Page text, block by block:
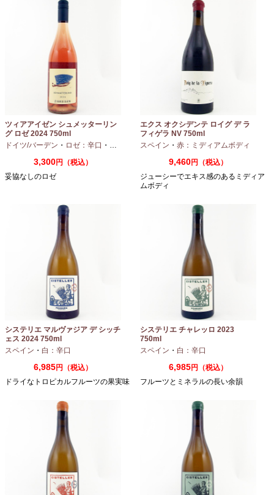
ツィアアイゼン シュメッターリン
グ ロゼ 2024 750ml
ドイツ/バーデン ・ ロゼ：辛口 ・ ピノノワール
3,300円（税込）
妥協なしのロゼ
エクス オクシデンテ ロイグ デ ラ
フィゲラ NV 750ml
（2022/2023）
スペイン ・ 赤：ミディアムボディ
9,460円（税込）
ジューシーでエキス感のあるミディア
ムボディ
システリエ マルヴァジア デ シッチ
ェス 2024 750ml
スペイン ・ 白：辛口
6,985円（税込）
ドライなトロピカルフルーツの果実味
システリエ チャレッロ 2023
750ml
スペイン ・ 白：辛口
6,985円（税込）
フルーツとミネラルの長い余韻